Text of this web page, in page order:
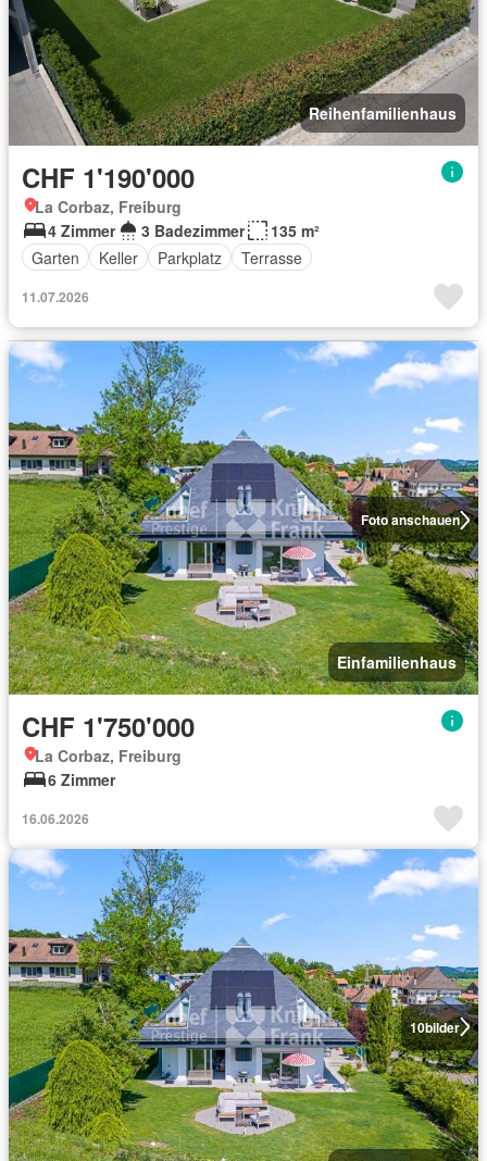
Reihenfamilienhaus
CHF 1'190'000
La Corbaz, Freiburg
4 Zimmer
3 Badezimmer
135 m²
Garten
Keller Parkplatz Terrasse
11.07.2026
Foto anschauen
Einfamilienhaus
CHF 1'750'000
La Corbaz, Freiburg
6 Zimmer
16.06.2026
10bilder